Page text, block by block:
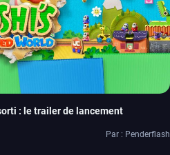
: le trailer de lancement
Par : Penderflash